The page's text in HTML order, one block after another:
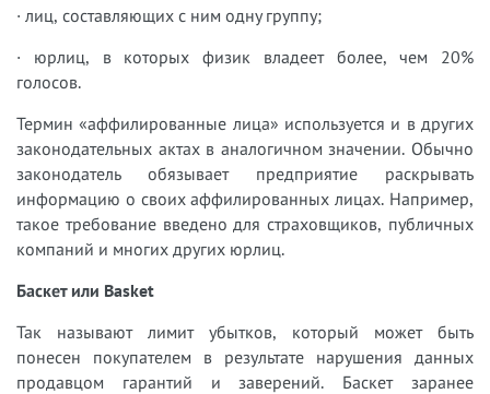
· лиц, составляющих с ним одну группу;
· юрлиц, в которых физик владеет более, чем 20%
голосов.
Термин «аффилированные лица» используется и в других
законодательных актах в аналогичном значении. Обычно
законодатель обязывает предприятие раскрывать
информацию о своих аффилированных лицах. Например,
такое требование введено для страховщиков, публичных
компаний и многих других юрлиц.
Баскет или Basket
Так называют лимит убытков, который может быть
понесен покупателем в результате нарушения данных
продавцом гарантий и заверений. Баскет заранее